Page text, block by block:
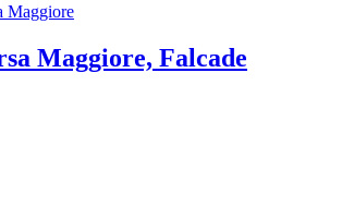
Maggiore, Falcade